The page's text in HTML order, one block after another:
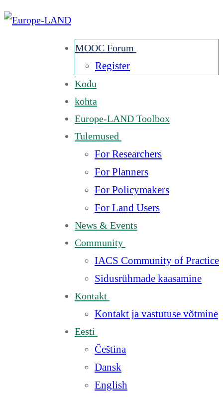
MOOC Forum
Register
Kodu
kohta
Europe-LAND Toolbox
Tulemused
For Researchers
For Planners
For Policymakers
For Land Users
News & Events
Community
IACS Community of Practice
Sidusrühmade kaasamine
Kontakt
Kontakt ja vastutuse võtmine
Eesti
Čeština
Dansk
English